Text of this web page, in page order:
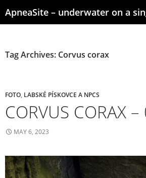
to
Tag Archives: Corvus corax
FOTO LABSKÉ PÍSKOVCE A NPCS
CORVUS CORAX
MAY 6, 2023